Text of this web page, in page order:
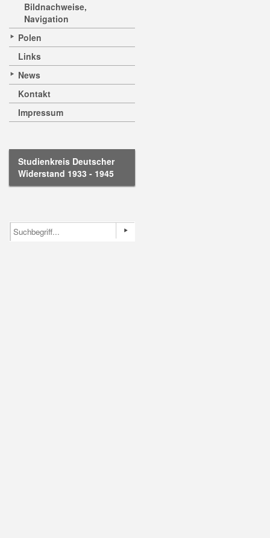
Bildnachweise,
Navigation
Polen
Links
News
Kontakt
Impressum
Studienkreis Deutscher
Widerstand 1933 - 1945